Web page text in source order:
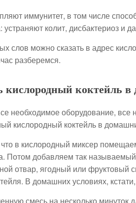
иммунитет, в том числе
устраняют колит, дисбактериоз и
слов можно сказать в адрес
разберемся.
кислородный коктейль
необходимое оборудование,
кислородный коктейль в
в кислородный миксер
Потом добавляем так называемый
отвар, ягодный или фруктовый
В домашних условиях,